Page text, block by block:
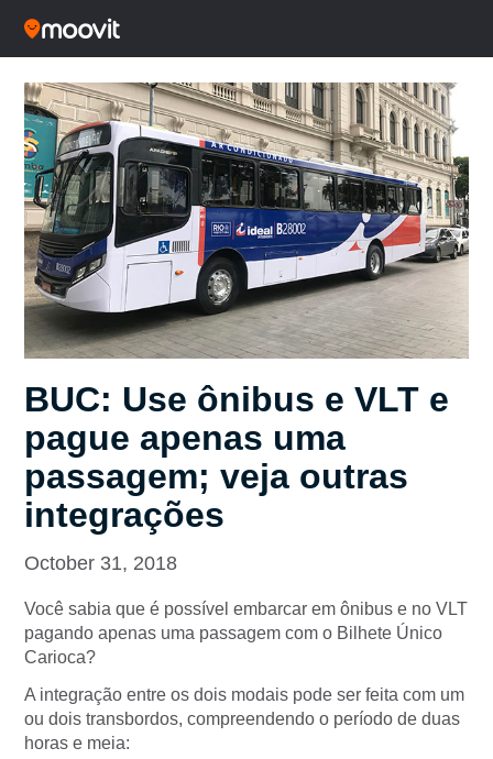
BUC: Use ônibus e VLT e
pague apenas uma
passagem; veja outras
integrações
October 31, 2018
Você sabia que é possível embarcar em ônibus e no VLT
pagando apenas uma passagem com o Bilhete Único
Carioca?
A integração entre os dois modais pode ser feita com um
ou dois transbordos, compreendendo o período de duas
horas e meia: